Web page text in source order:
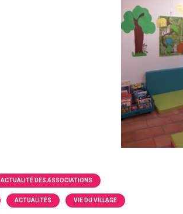
ACTUALITÉ DES ASSOCIATIONS
ACTUALITÉS VIE DU VILLAGE